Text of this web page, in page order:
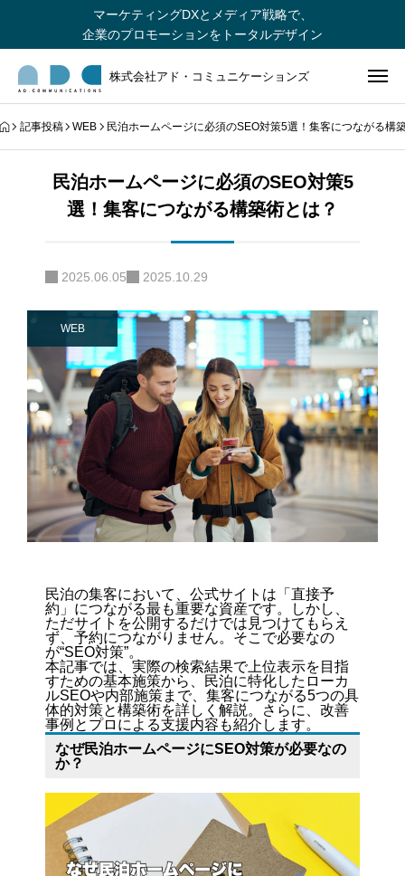
マーケティングDXとメディア戦略で、
企業のプロモーションをトータルデザイン
株式会社アド・コミュニケーションズ
記事投稿 WEB 民泊ホームページに必須のSEO対策5選！集客につながる構
民泊ホームページに必須のSEO対策5
選！集客につながる構築術とは？
2025.06.05 2025.10.29
WEB
民泊の集客において、公式サイトは「直接予
約」につながる最も重要な資産です。しかし、
ただサイトを公開するだけでは見つけてもらえ
ず、予約につながりません。そこで必要なの
が“SEO対策”。
本記事では、実際の検索結果で上位表示を目指
すための基本施策から、民泊に特化したローカ
ルSEOや内部施策まで、集客につながる5つの具
体的対策と構築術を詳しく解説。さらに、改善
事例とプロによる支援内容も紹介します。
なぜ民泊ホームページにSEO対策が必要なの
か？